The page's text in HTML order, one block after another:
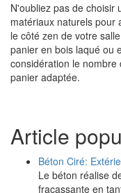
N'oubliez pas de choisir
matériaux naturels pour
le côté zen de votre
panier en bois laqué ou
considération le
panier adaptée.
Article
Béton Ciré:
Le béton réalise
fracassante en